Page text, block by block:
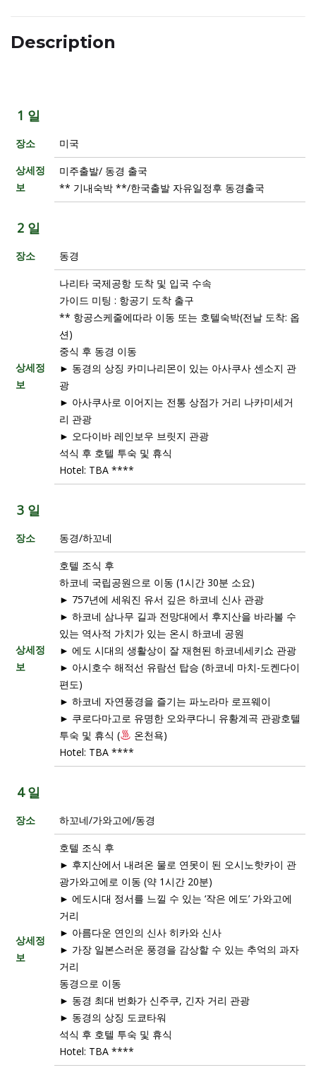
Description
1 일
장소
미국
상세정
보
미주출발/ 동경 출국
** 기내숙박 **/한국출발 자유일정후 동경출국
2 일
장소 동경
상세정
보
나리타 국제공항 도착 및 입국 수속
가이드 미팅 : 항공기 도착 출구
** 항공스케줄에따라 이동 또는 호텔숙박(전날 도착: 옵
션)
중식 후 동경 이동
► 동경의 상징 카미나리몬이 있는 아사쿠사 센소지 관
광
► 아사쿠사로 이어지는 전통 상점가 거리 나카미세거
리 관광
► 오다이바 레인보우 브릿지 관광
석식 후 호텔 투숙 및 휴식
Hotel: TBA ****
3 일
장소 동경/하꼬네
상세정
보
호텔 조식 후
하코네 국립공원으로 이동 (1시간 30분 소요)
► 757년에 세워진 유서 깊은 하코네 신사 관광
► 하코네 삼나무 길과 전망대에서 후지산을 바라볼 수
있는 역사적 가치가 있는 온시 하코네 공원
► 에도 시대의 생활상이 잘 재현된 하코네세키쇼 관광
► 아시호수 해적선 유람선 탑승 (하코네 마치-도켄다이
편도)
► 하코네 자연풍경을 즐기는 파노라마 로프웨이
► 쿠로다마고로 유명한 오와쿠다니 유황계곡 관광호텔
투숙 및 휴식 (
온천욕)
Hotel: TBA ****
4 일
장소 하꼬네/가와고에/동경
상세정
보
호텔 조식 후
► 후지산에서 내려온 물로 연못이 된 오시노핫카이 관
광가와고에로 이동 (약 1시간 20분)
► 에도시대 정서를 느낄 수 있는 ‘작은 에도’ 가와고에
거리
► 아름다운 연인의 신사 히카와 신사
► 가장 일본스러운 풍경을 감상할 수 있는 추억의 과자
거리
동경으로 이동
► 동경 최대 번화가 신주쿠, 긴자 거리 관광
► 동경의 상징 도쿄타워
석식 후 호텔 투숙 및 휴식
Hotel: TBA ****